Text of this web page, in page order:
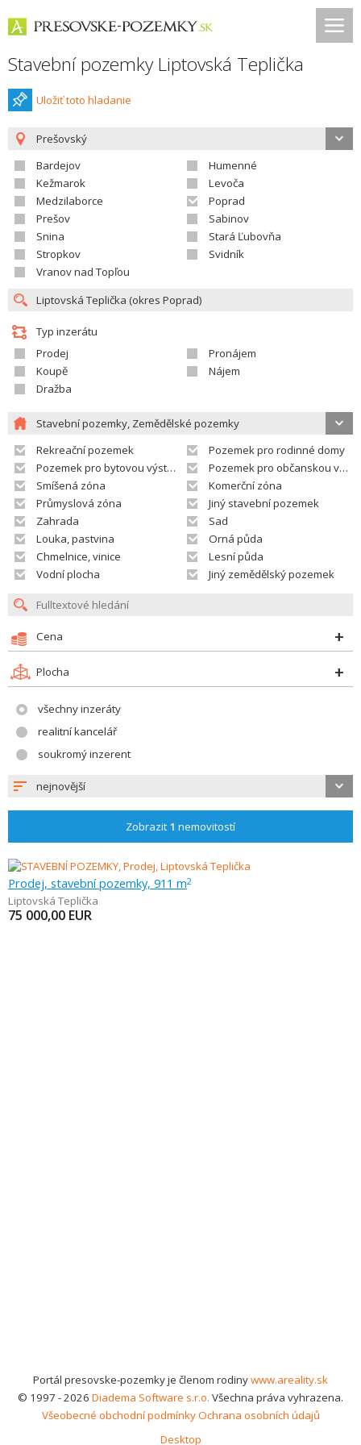
Stavební pozemky Liptovská Teplička
Uložiť toto hladanie
Prešovský
Bardejov
Humenné
Kežmarok
Levoča
Medzilaborce
Poprad
Prešov
Sabinov
Snina
Stará Ľubovňa
Stropkov
Svidník
Vranov nad Topľou
Typ inzerátu
Prodej
Pronájem
Koupě
Nájem
Dražba
Stavební pozemky, Zemědělské pozemky
Rekreační pozemek
Pozemek pro rodinné domy
Pozemek pro bytovou výstavbu
Pozemek pro občanskou vybavenost
Smíšená zóna
Komerční zóna
Průmyslová zóna
Jiný stavební pozemek
Zahrada
Sad
Louka, pastvina
Orná půda
Chmelnice, vinice
Lesní půda
Vodní plocha
Jiný zemědělský pozemek
Cena
Plocha
všechny inzeráty
realitní kancelář
soukromý inzerent
nejnovější
Zobrazit 1 nemovitostí
Prodej, stavební pozemky, 911 m2
Liptovská Teplička
75 000,00 EUR
Portál presovske-pozemky je členom rodinywww.areality.sk
© 1997 - 2026 Diadema Software s.r.o. Všechna práva vyhrazena.
Všeobecné obchodní podmínkyOchrana osobních údajů
Desktop